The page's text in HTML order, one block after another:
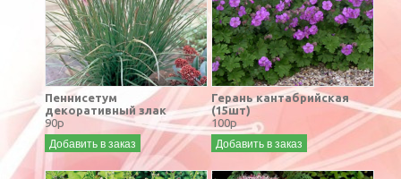
Пеннисетум
декоративный злак
90р
Добавить в заказ
Герань кантабрийская
(15шт)
100р
Добавить в заказ